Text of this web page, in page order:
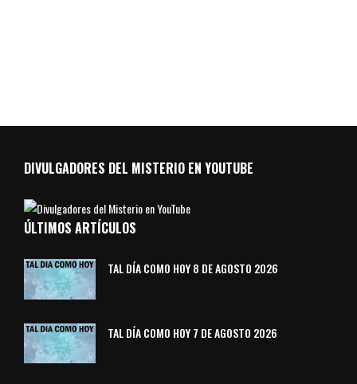
DIVULGADORES DEL MISTERIO EN YOUTUBE
ÚLTIMOS ARTÍCULOS
TAL DÍA COMO HOY 8 DE AGOSTO 2026
TAL DÍA COMO HOY 7 DE AGOSTO 2026